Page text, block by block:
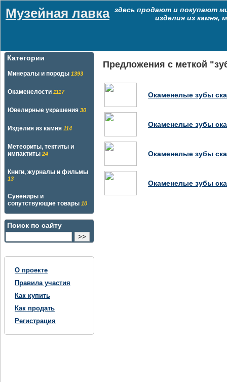
Музейная лавка
здесь продают и покупают
изделия из камня,
Предложения с меткой
Окаменелые зубы
Окаменелые зубы
Окаменелые зубы
Окаменелые зубы
Категории
Минералы и породы 1393
Окаменелости 1117
Ювелирные украшения 30
Изделия из камня 114
Метеориты, тектиты и
импактиты 24
Книги, журналы и фильмы
13
Сувениры и
сопутствующие товары 10
Поиск по сайту
О проекте
Правила участия
Как купить
Как продать
Регистрация